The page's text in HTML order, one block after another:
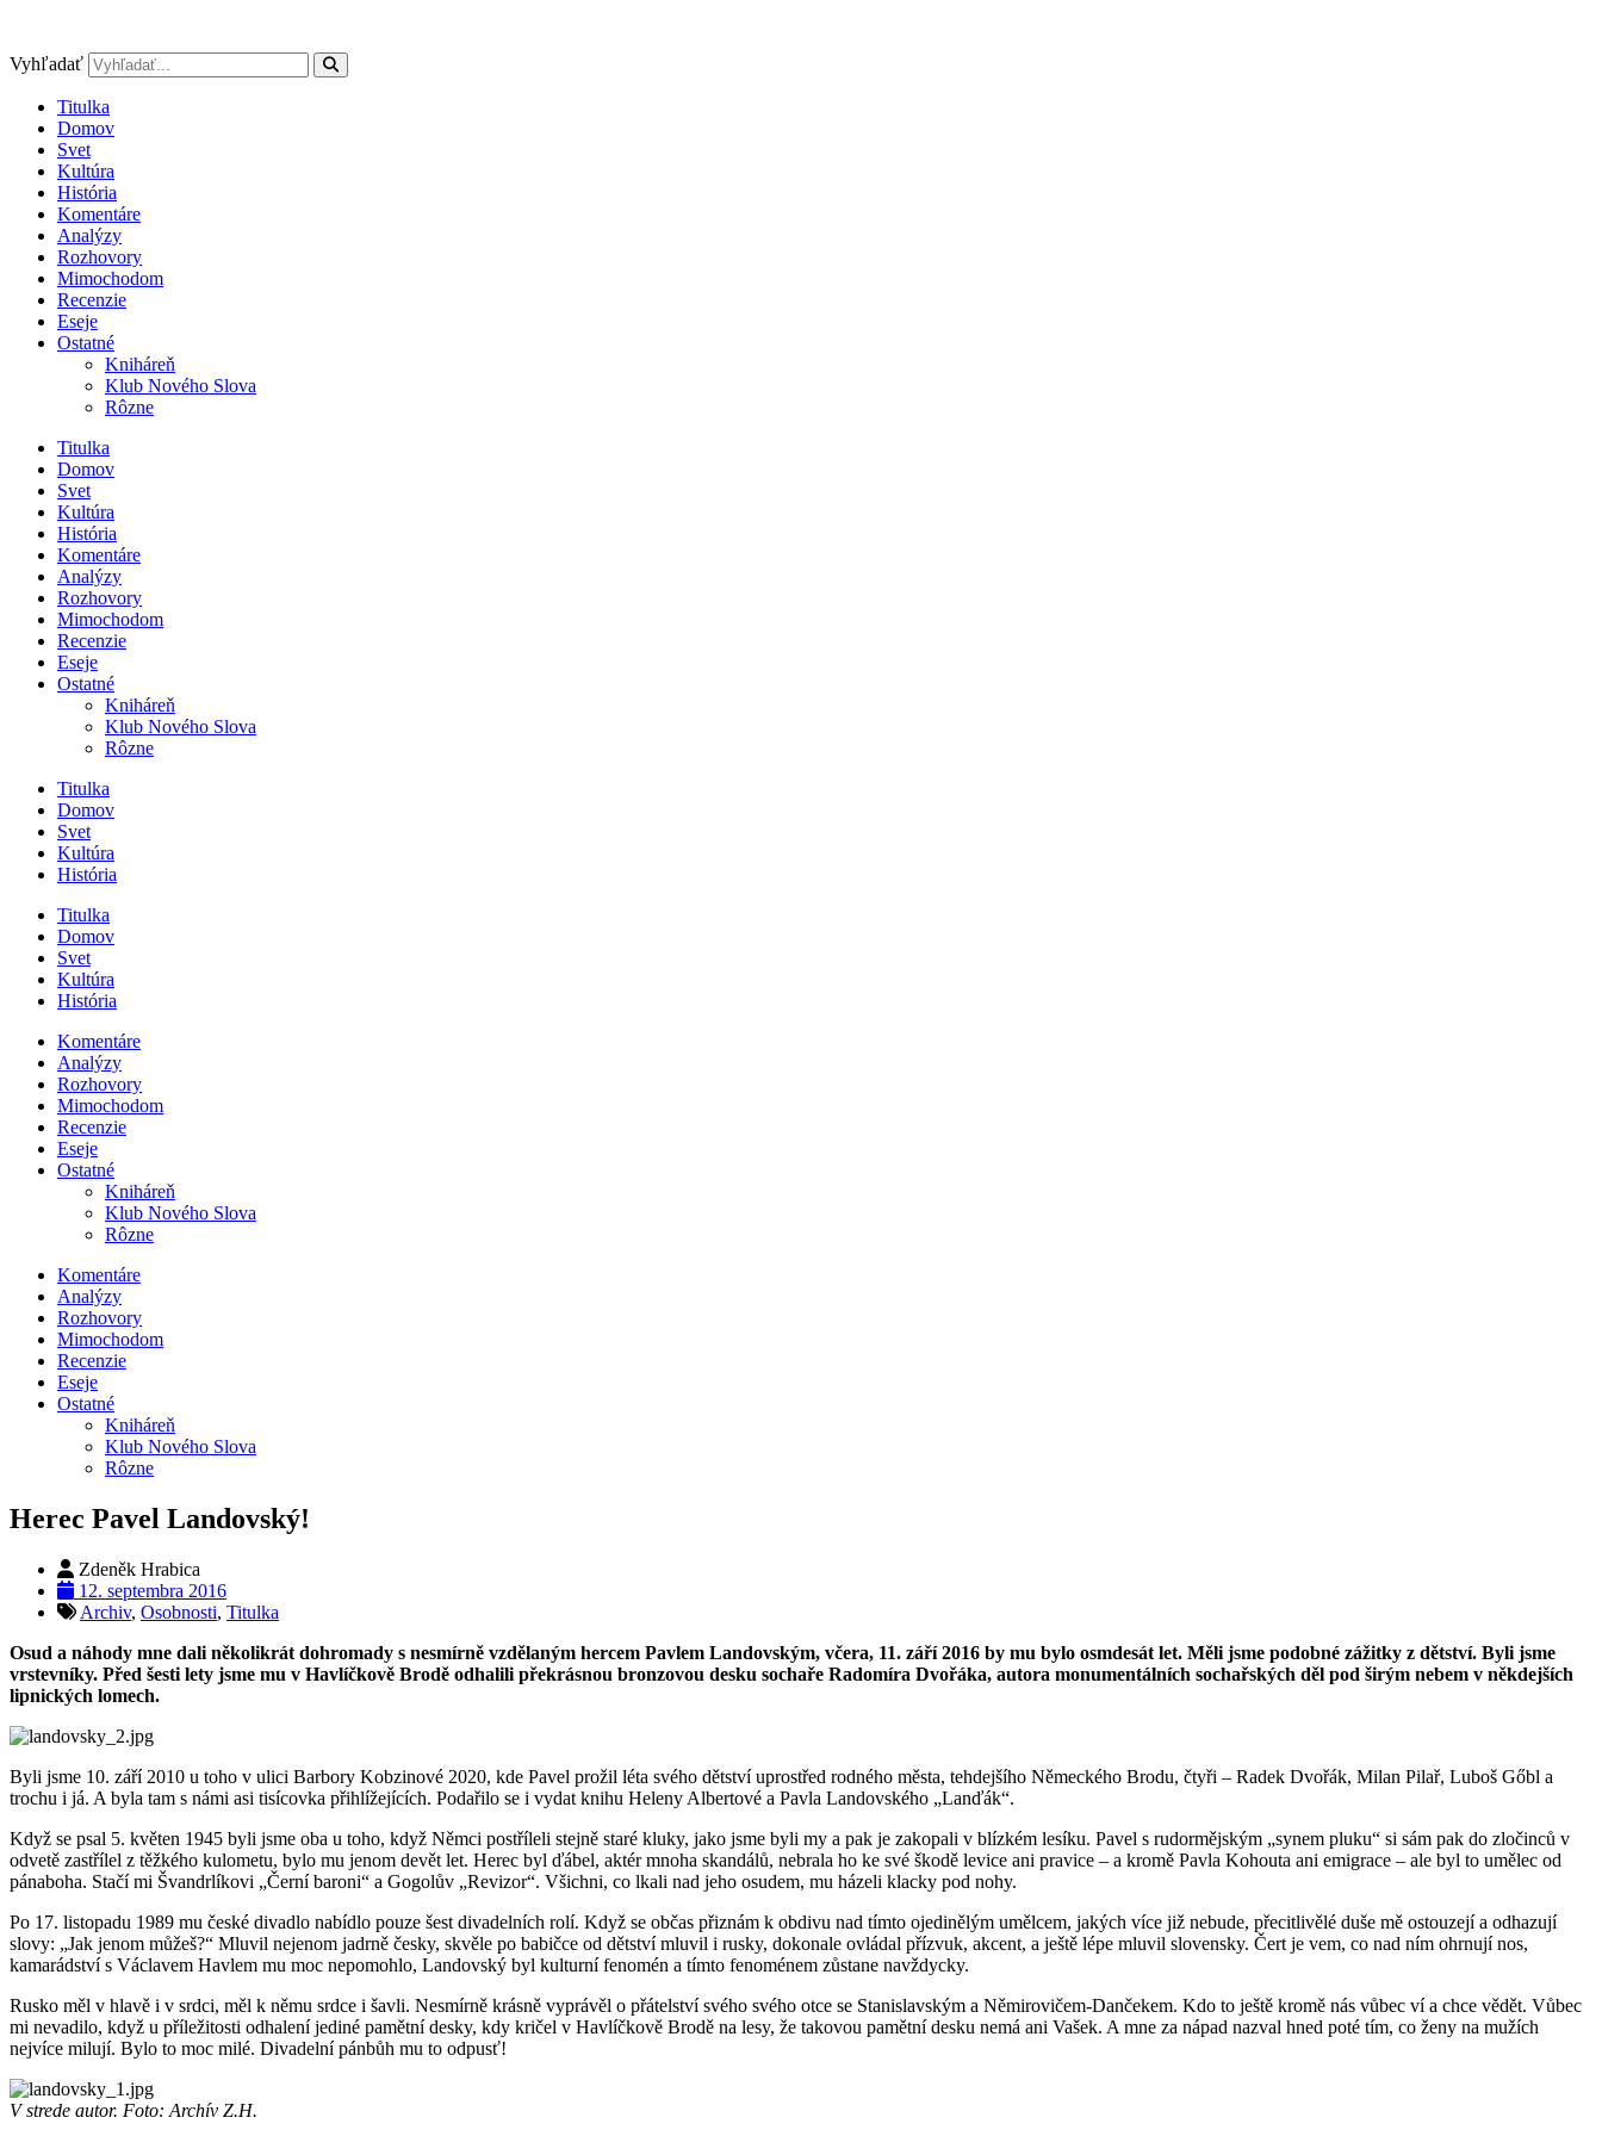
obsah
Vyhľadať
Titulka
Domov
Svet
Kultúra
História
Komentáre
Analýzy
Rozhovory
Mimochodom
Recenzie
Eseje
Ostatné
Kniháreň
Klub Nového Slova
Rôzne
Titulka
Domov
Svet
Kultúra
História
Komentáre
Analýzy
Rozhovory
Mimochodom
Recenzie
Eseje
Ostatné
Kniháreň
Klub Nového Slova
Rôzne
Titulka
Domov
Svet
Kultúra
História
Titulka
Domov
Svet
Kultúra
História
Komentáre
Analýzy
Rozhovory
Mimochodom
Recenzie
Eseje
Ostatné
Kniháreň
Klub Nového Slova
Rôzne
Komentáre
Analýzy
Rozhovory
Mimochodom
Recenzie
Eseje
Ostatné
Kniháreň
Klub Nového Slova
Rôzne
Herec Pavel Landovský!
Zdeněk Hrabica
12. septembra 2016
Archiv, Osobnosti, Titulka
Osud a náhody mne dali několikrát dohromady s nesmírně vzdělaným hercem Pavlem Landovským, včera, 11. září 2016 by mu bylo osmdesát let. Měli jsme podobné zážitky z dětství. Byli jsme
vrstevníky. Před šesti lety jsme mu v Havlíčkově Brodě odhalili překrásnou bronzovou desku sochaře Radomíra Dvořáka, autora monumentálních sochařských děl pod širým nebem v někdejších
lipnických lomech.
Byli jsme 10. září 2010 u toho v ulici Barbory Kobzinové 2020, kde Pavel prožil léta svého dětství uprostřed rodného města, tehdejšího Německého Brodu, čtyři – Radek Dvořák, Milan Pilař, Luboš Gőbl a
trochu i já. A byla tam s námi asi tisícovka přihlížejících. Podařilo se i vydat knihu Heleny Albertové a Pavla Landovského „Lanďák“.
Když se psal 5. květen 1945 byli jsme oba u toho, když Němci postříleli stejně staré kluky, jako jsme byli my a pak je zakopali v blízkém lesíku. Pavel s rudormějským „synem pluku“ si sám pak do zločinců v
odvetě zastřílel z těžkého kulometu, bylo mu jenom devět let. Herec byl ďábel, aktér mnoha skandálů, nebrala ho ke své škodě levice ani pravice – a kromě Pavla Kohouta ani emigrace – ale byl to umělec od
pánaboha. Stačí mi Švandrlíkovi „Černí baroni“ a Gogolův „Revizor“. Všichni, co lkali nad jeho osudem, mu házeli klacky pod nohy.
Po 17. listopadu 1989 mu české divadlo nabídlo pouze šest divadelních rolí. Když se občas přiznám k obdivu nad tímto ojedinělým umělcem, jakých více již nebude, přecitlivělé duše mě ostouzejí a odhazují
slovy: „Jak jenom můžeš?“ Mluvil nejenom jadrně česky, skvěle po babičce od dětství mluvil i rusky, dokonale ovládal přízvuk, akcent, a ještě lépe mluvil slovensky. Čert je vem, co nad ním ohrnují nos,
kamarádství s Václavem Havlem mu moc nepomohlo, Landovský byl kulturní fenomén a tímto fenoménem zůstane navždycky.
Rusko měl v hlavě i v srdci, měl k němu srdce i šavli. Nesmírně krásně vyprávěl o přátelství svého svého otce se Stanislavským a Němirovičem-Dančekem. Kdo to ještě kromě nás vůbec ví a chce vědět. Vůbec
mi nevadilo, když u příležitosti odhalení jediné pamětní desky, kdy kričel v Havlíčkově Brodě na lesy, že takovou pamětní desku nemá ani Vašek. A mne za nápad nazval hned poté tím, co ženy na mužích
nejvíce milují. Bylo to moc milé. Divadelní pánbůh mu to odpusť!
V strede autor. Foto: Archív Z.H.